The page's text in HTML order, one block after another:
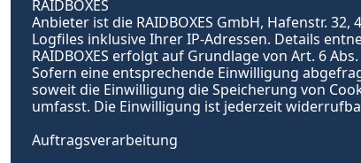
RAIDBOXES
Anbieter ist die RAIDBOXES GmbH, Hafenstr.
Logfiles inklusive Ihrer IP-Adressen. Details
RAIDBOXES erfolgt auf Grundlage von Art. 6
Sofern eine entsprechende Einwilligung
soweit die Einwilligung die Speicherung von
umfasst. Die Einwilligung ist jederzeit
Auftragsverarbeitung